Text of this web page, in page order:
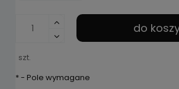
szt.
do
*- Pole wymagane